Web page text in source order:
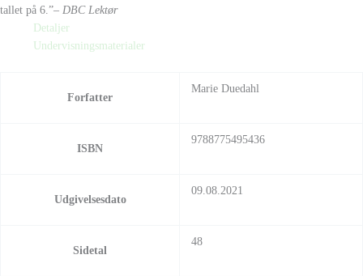
tallet på 6.”– DBC Lektør
Detaljer
Undervisningsmaterialer
Forfatter
Marie Duedahl
ISBN
9788775495436
Udgivelsesdato
09.08.2021
Sidetal
48